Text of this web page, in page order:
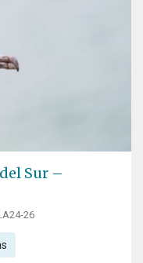
Sur –
26